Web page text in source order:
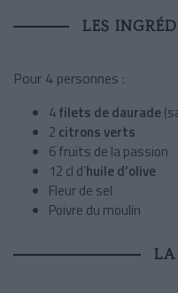
LES
Pour 4 personnes :
4filets de daurade
2 citrons verts
6 fruits de la passion
12 cl d’huile d’olive
Fleur de sel
Poivre du moulin
LA